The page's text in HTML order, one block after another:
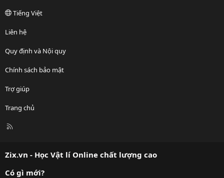
Tiếng Việt
Liên hệ
Quy định và Nội quy
Chính sách bảo mật
Trợ giúp
Trang chủ
R
Zix.vn - Học Vật lí Online chất lượng cao
Có gì mới?